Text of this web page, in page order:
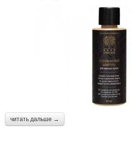
читать дальше →